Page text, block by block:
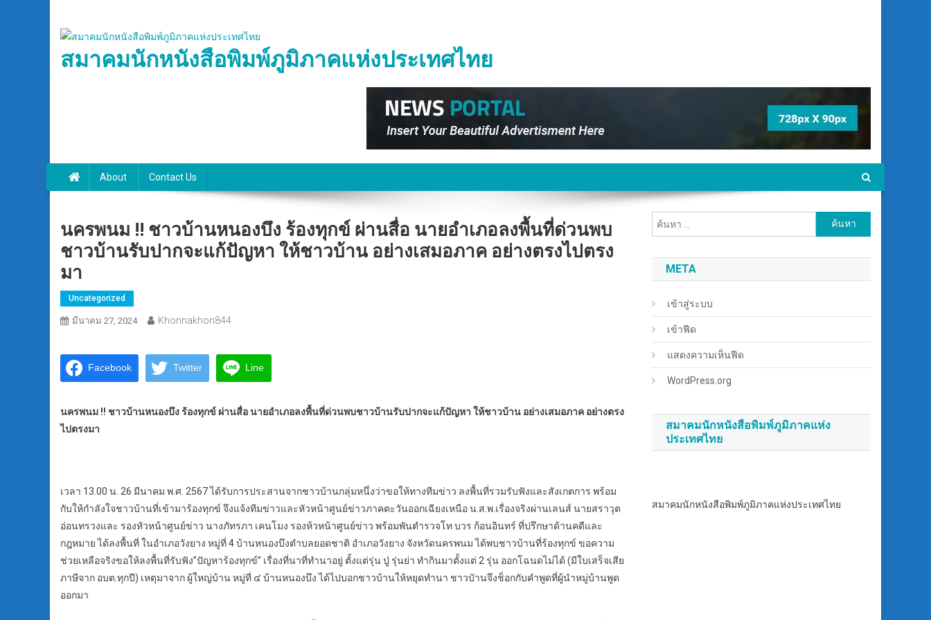
content
สมาคมนักหนังสือพิมพ์ภูมิภาคแห่งประเทศไทย
About Contact Us
นครพนม !! ชาวบ้านหนองบึง ร้องทุกข์ ผ่านสื่อ นายอำเภอลงพื้นที่ด่วนพบ
ชาวบ้านรับปากจะแก้ปัญหา ให้ชาวบ้าน อย่างเสมอภาค อย่างตรงไปตรง
มา
Uncategorized
มีนาคม 27, 2024 Khonnakhon844
Facebook Twitter Line
นครพนม !! ชาวบ้านหนองบึง ร้องทุกข์ ผ่านสื่อ นายอำเภอลงพื้นที่ด่วนพบชาวบ้านรับปากจะแก้ปัญหา ให้ชาวบ้าน อย่างเสมอภาค อย่างตรง
ไปตรงมา
เวลา 13.00 น. 26 มีนาคม พ.ศ. 2567 ได้รับการประสานจากชาวบ้านกลุ่มหนึ่งว่าขอให้ทางทีมข่าว ลงพื้นที่รวมรับฟังและสังเกตการ พร้อม
กับให้กำลังใจชาวบ้านที่เข้ามาร้องทุกข์ จึงแจ้งทีมข่าวและหัวหน้าศูนย์ข่าวภาคตะวันออกเฉียงเหนือ น.ส.พ.เรื่องจริงผ่านเลนส์ นายสราวุต
อ่อนทรวงและ รองหัวหน้าศูนย์ข่าว นางภัทรภา เคนโมง รองห้วหน้าศูนย์ข่าว พร้อมพันตำรวจโท บวร ก้อนอินทร์ ที่ปรึกษาด้านคดีและ
กฎหมาย ได้ลงพื้นที่ ในอำเภอวังยาง หมู่ที่ 4 บ้านหนองบึงตำบลยอดชาติ อำเภอวังยาง จังหวัดนครพนม ได้พบชาวบ้านที่ร้องทุกข์ ขอความ
ช่วยเหลือจริงขอให้ลงพื้นที่รับฟัง”ปัญหาร้องทุกข์” เรื่องที่นาที่ทำนาอยู่ ตั้งแต่รุ่น ปู่ รุ่นย่า ทำกินมาตั้งแต่ 2 รุ่น ออกโฉนดไม่ได้ (มีใบเสร็จเสีย
ภาษีจาก อบต.ทุกปี) เหตุมาจาก ผู้ใหญ่บ้าน หมู่ที่ ๔ บ้านหนองบึง ได้ไปบอกชาวบ้านให้หยุดทำนา ชาวบัานจึงช็อกกับคำพูดที่ผู้นำหมู่บ้านพูด
ออกมา
ค้นหา
สำหรับ:
META
เข้าสู่ระบบ
เข้าฟีด
แสดงความเห็นฟีด
WordPress.org
สมาคมนักหนังสือพิมพ์ภูมิภาคแห่ง
ประเทศไทย
สมาคมนักหนังสือพิมพ์ภูมิภาคแห่งประเทศไทย